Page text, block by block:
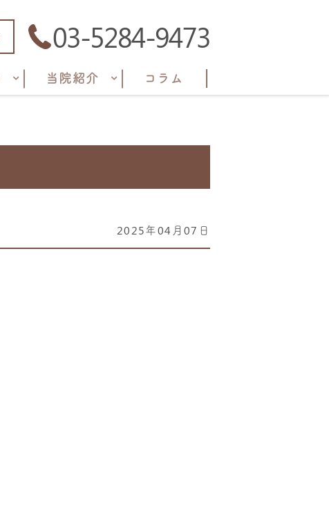
03-5284-9473
当院紹介 コラム
2025年04月07日